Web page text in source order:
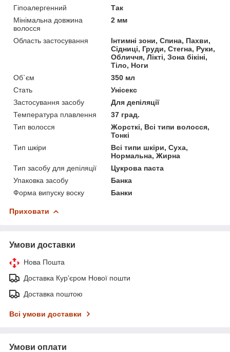
Гіпоалергенний
Так
Мінімальна довжина
волосся
2 мм
Область застосування
Інтимні зони, Спина, Пахви,
Сідниці, Груди, Стегна, Руки,
Обличчя, Лікті, Зона бікіні,
Тіло, Ноги
Об`єм
350 мл
Стать
Унісекс
Застосування засобу
Для депіляції
Температура плавлення
37 град.
Тип волосся
Жорсткі, Всі типи волосся,
Тонкі
Тип шкіри
Всі типи шкіри, Суха,
Нормальна, Жирна
Тип засобу для депіляції
Цукрова паста
Упаковка засобу
Банка
Форма випуску воску
Банки
Приховати
Умови доставки
Нова Пошта
Доставка Курʼєром Нової пошти
Доставка поштою
Всі умови доставки
Умови оплати